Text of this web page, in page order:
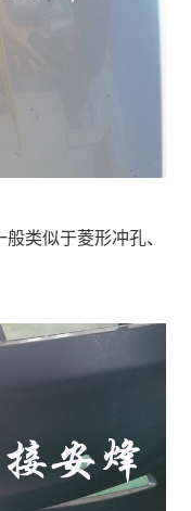
类似于菱形冲孔、